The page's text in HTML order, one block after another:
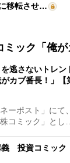
移転させ…
ック「俺が
を逃さないトレ
カブ番長！」【
ーポスト」にて
コミック」とし…
投資コミック